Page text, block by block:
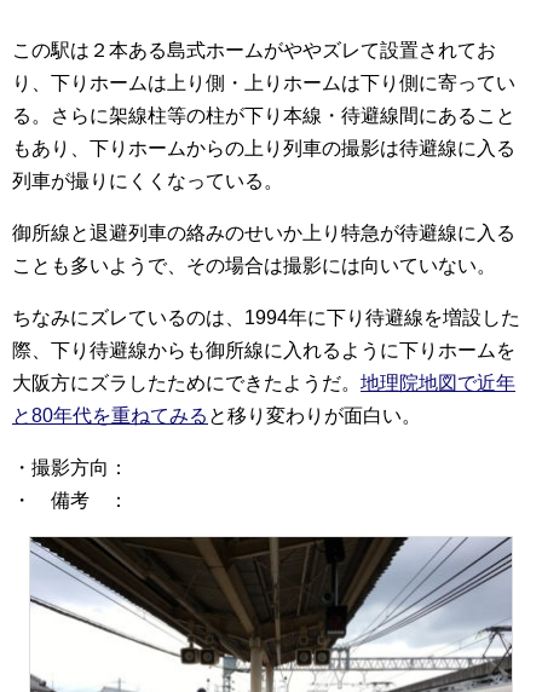
この駅は２本ある島式ホームがややズレて設置されてお
り、下りホームは上り側・上りホームは下り側に寄ってい
る。さらに架線柱等の柱が下り本線・待避線間にあること
もあり、下りホームからの上り列車の撮影は待避線に入る
列車が撮りにくくなっている。
御所線と退避列車の絡みのせいか上り特急が待避線に入る
ことも多いようで、その場合は撮影には向いていない。
ちなみにズレているのは、1994年に下り待避線を増設した
際、下り待避線からも御所線に入れるように下りホームを
大阪方にズラしたためにできたようだ。 地理院地図で近年
と80年代を重ねてみる と移り変わりが面白い。
・撮影方向：
・ 備考 ：